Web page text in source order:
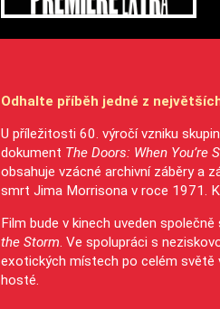
Odhalte příběh jedné z
U příležitosti 60. výročí vzniku
dokument The Doors: When You’re
obsahuje vzácné archivní záběry a
smrt Jima Morrisona v roce 1971.
Film bude v kinech uveden
the Storm. Ve spolupráci s
exotických místech po celém světě
hosté.